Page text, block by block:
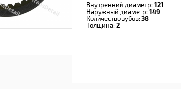
Внутренний диаметр: 121
Наружный диаметр:149
Количество зубов: 38
Толщина: 2